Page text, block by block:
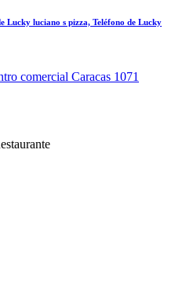
Lucky luciano s pizza, Teléfono de Lucky
comercial Caracas 1071